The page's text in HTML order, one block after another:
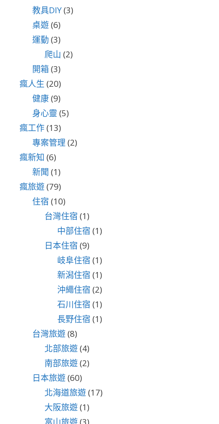
教具DIY(3)
桌遊(6)
運動 (3)
爬山 (2)
開箱(3)
瘋人生 (20)
健康(9)
身心靈 (5)
瘋工作(13)
專案管理 (2)
瘋新知 (6)
新聞 (1)
瘋旅遊(79)
住宿 (10)
台灣住宿 (1)
中部住宿 (1)
日本住宿 (9)
岐阜住宿 (1)
新潟住宿 (1)
沖繩住宿 (2)
石川住宿 (1)
長野住宿 (1)
台灣旅遊(8)
北部旅遊(4)
南部旅遊(2)
日本旅遊(60)
北海道旅遊(17)
大阪旅遊(1)
富山旅遊(3)